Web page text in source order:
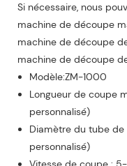
Si nécessaire, nous
machine de découpe
machine de découpe
machine de découpe
Modèle:ZM-1000
Longueur de coupe
personnalisé)
Diamètre du tube
personnalisé)